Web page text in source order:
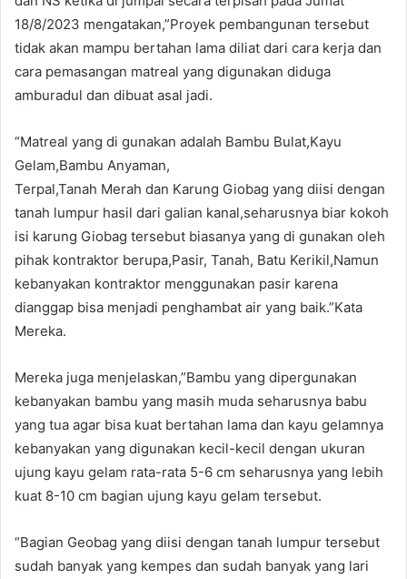
18/8/2023 mengatakan,”Proyek pembangunan tersebut
tidak akan mampu bertahan lama diliat dari cara kerja dan
cara pemasangan matreal yang digunakan diduga
amburadul dan dibuat asal jadi.
“Matreal yang di gunakan adalah Bambu Bulat,Kayu
Gelam,Bambu Anyaman,
Terpal,Tanah Merah dan Karung Giobag yang diisi dengan
tanah lumpur hasil dari galian kanal,seharusnya biar kokoh
isi karung Giobag tersebut biasanya yang di gunakan oleh
pihak kontraktor berupa,Pasir, Tanah, Batu Kerikil,Namun
kebanyakan kontraktor menggunakan pasir karena
dianggap bisa menjadi penghambat air yang baik.”Kata
Mereka.
Mereka juga menjelaskan,”Bambu yang dipergunakan
kebanyakan bambu yang masih muda seharusnya babu
yang tua agar bisa kuat bertahan lama dan kayu gelamnya
kebanyakan yang digunakan kecil-kecil dengan ukuran
ujung kayu gelam rata-rata 5-6 cm seharusnya yang lebih
kuat 8-10 cm bagian ujung kayu gelam tersebut.
“Bagian Geobag yang diisi dengan tanah lumpur tersebut
sudah banyak yang kempes dan sudah banyak yang lari